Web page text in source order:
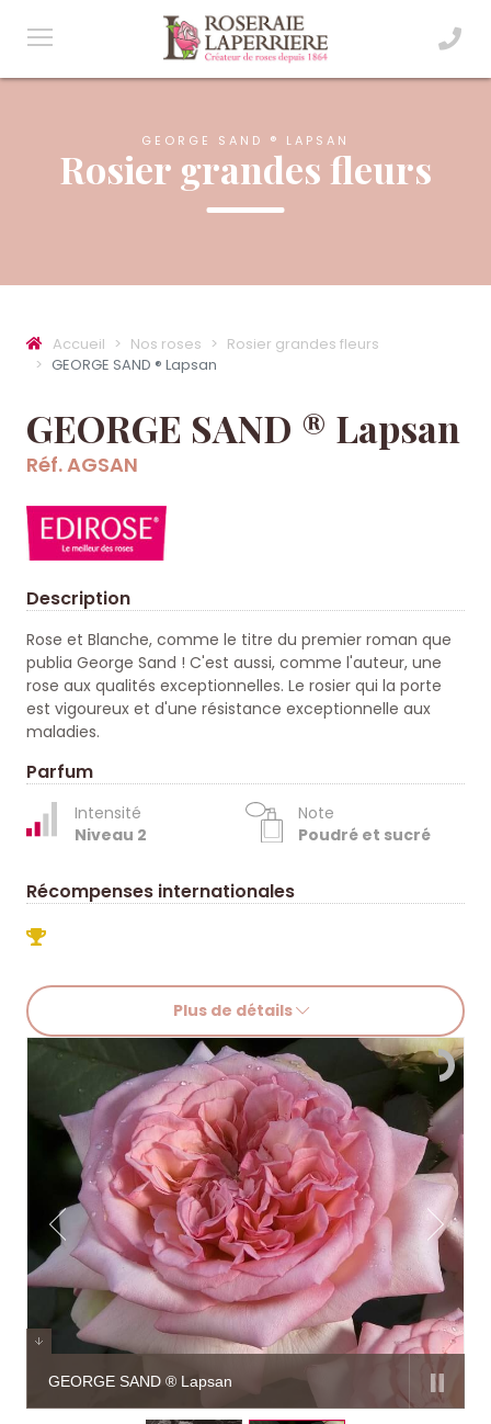
GEORGE SAND ® LAPSAN
Rosier grandes fleurs
Accueil Nos roses
Rosier grandes fleurs
GEORGE SAND ® Lapsan
GEORGE SAND ® Lapsan
Réf. AGSAN
Description
Rose et Blanche, comme le titre du premier roman que
publia George Sand ! C'est aussi, comme l'auteur, une
rose aux qualités exceptionnelles. Le rosier qui la porte
est vigoureux et d'une résistance exceptionnelle aux
maladies.
Parfum
Intensité
Niveau 2
Note
Poudré et sucré
Récompenses internationales
Plus de détails
GEORGE SAND ® Lapsan